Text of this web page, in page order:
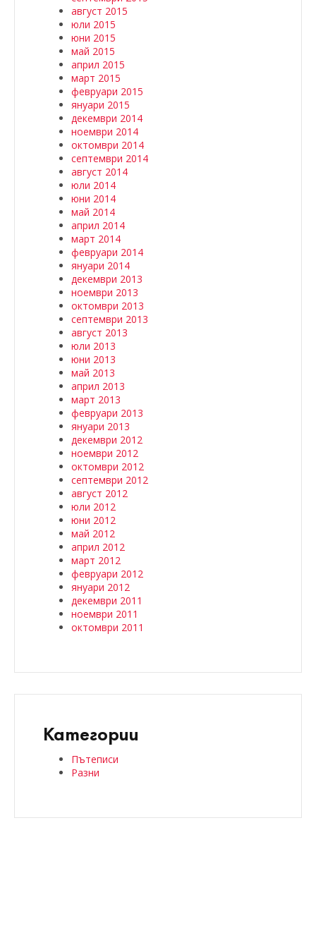
август 2015
юли 2015
юни 2015
май 2015
април 2015
март 2015
февруари 2015
януари 2015
декември 2014
ноември 2014
октомври 2014
септември 2014
август 2014
юли 2014
юни 2014
май 2014
април 2014
март 2014
февруари 2014
януари 2014
декември 2013
ноември 2013
октомври 2013
септември 2013
август 2013
юли 2013
юни 2013
май 2013
април 2013
март 2013
февруари 2013
януари 2013
декември 2012
ноември 2012
октомври 2012
септември 2012
август 2012
юли 2012
юни 2012
май 2012
април 2012
март 2012
февруари 2012
януари 2012
декември 2011
ноември 2011
октомври 2011
Категории
Пътеписи
Разни